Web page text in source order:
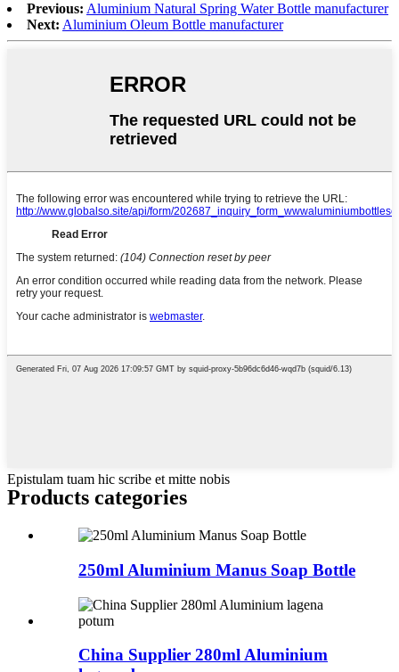
Previous: Aluminium Natural Spring Water Bottle manufacturer
Next: Aluminium Oleum Bottle manufacturer
Epistulam tuam hic scribe et mitte nobis
Products categories
250ml Aluminium Manus Soap Bottle
China Supplier 280ml Aluminium